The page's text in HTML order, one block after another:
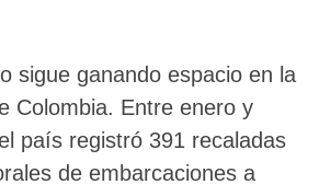
sigue ganando espacio en la
Colombia. Entre enero y
país registró 391 recaladas
de embarcaciones a